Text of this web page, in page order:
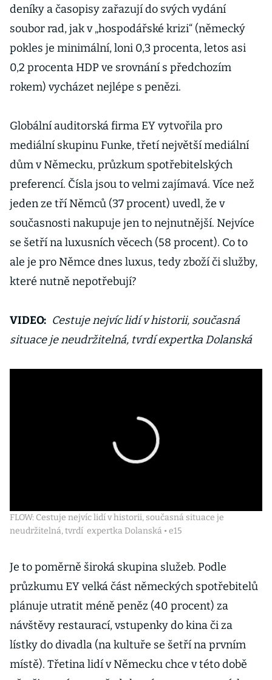
deníky a časopisy zařazují do svých vydání
soubor rad, jak v „hospodářské krizi“ (německý
pokles je minimální, loni 0,3 procenta, letos asi
0,2 procenta HDP ve srovnání s předchozím
rokem) vycházet nejlépe s penězi.
Globální auditorská firma EY vytvořila pro
mediální skupinu Funke, třetí největší mediální
dům v Německu, průzkum spotřebitelských
preferencí. Čísla jsou to velmi zajímavá. Více než
jeden ze tří Němců (37 procent) uvedl, že v
současnosti nakupuje jen to nejnutnější. Nejvíce
se šetří na luxusních věcech (58 procent). Co to
ale je pro Němce dnes luxus, tedy zboží či služby,
které nutně nepotřebují?
VIDEO: Cestuje nejvíc lidí v historii, současná
situace je neudržitelná, tvrdí expertka Dolanská
FLOW: Cestuje nejvíc lidí v historii, současná situace je
neudržitelná, tvrdí expertka Dolanská • e15
Je to poměrně široká skupina služeb. Podle
průzkumu EY velká část německých spotřebitelů
plánuje utratit méně peněz (40 procent) za
návštěvy restaurací, vstupenky do kina či za
lístky do divadla (na kultuře se šetří na prvním
místě). Třetina lidí v Německu chce v této době